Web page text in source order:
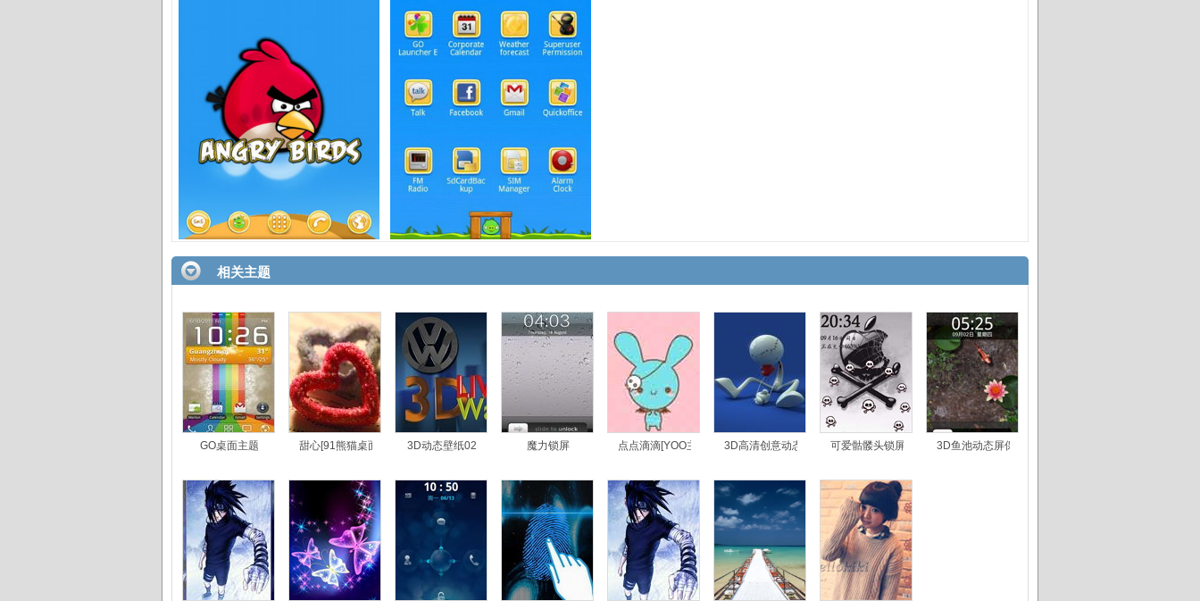
相关主题
GO桌面主题 甜心[91熊猫桌面主题] 3D动态壁纸02 魔力锁屏 点点滴滴[YOO主题] 3D高清创意动态壁纸 可爱骷髅头锁屏 3D鱼池动态屏保